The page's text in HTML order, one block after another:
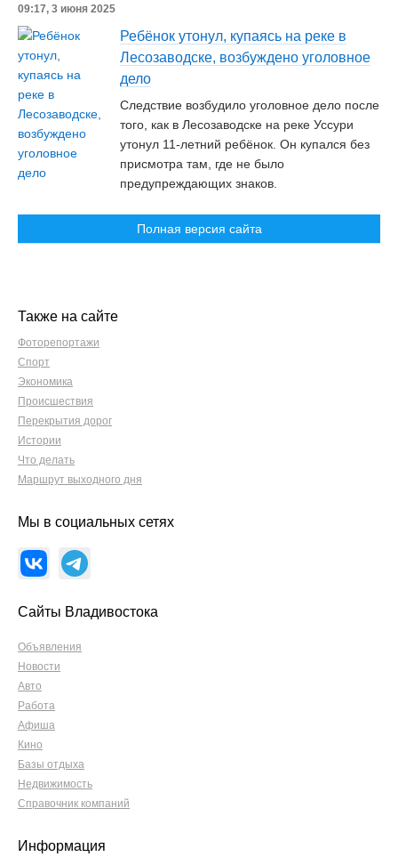
09:17, 3 июня 2025
Ребёнок утонул, купаясь на реке в
Лесозаводске, возбуждено уголовное
дело
Следствие возбудило уголовное дело после
того, как в Лесозаводске на реке Уссури
утонул 11-летний ребёнок. Он купался без
присмотра там, где не было
предупреждающих знаков.
Полная версия сайта
Также на сайте
Фоторепортажи
Спорт
Экономика
Происшествия
Перекрытия дорог
Истории
Что делать
Маршрут выходного дня
Мы в социальных сетях
Сайты Владивостока
Объявления
Новости
Авто
Работа
Афиша
Кино
Базы отдыха
Недвижимость
Справочник компаний
Информация